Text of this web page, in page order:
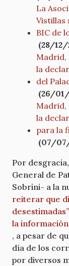
La
Vistillas
BIC de
(28/12/
Madrid,
la
del
(26/
Madrid,
la
para la
(07/
Por
General de
Sobrini- a la
reiterar que
la
, a pesar de
día de los
por diversos